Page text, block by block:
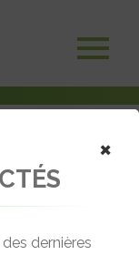
×
dernières